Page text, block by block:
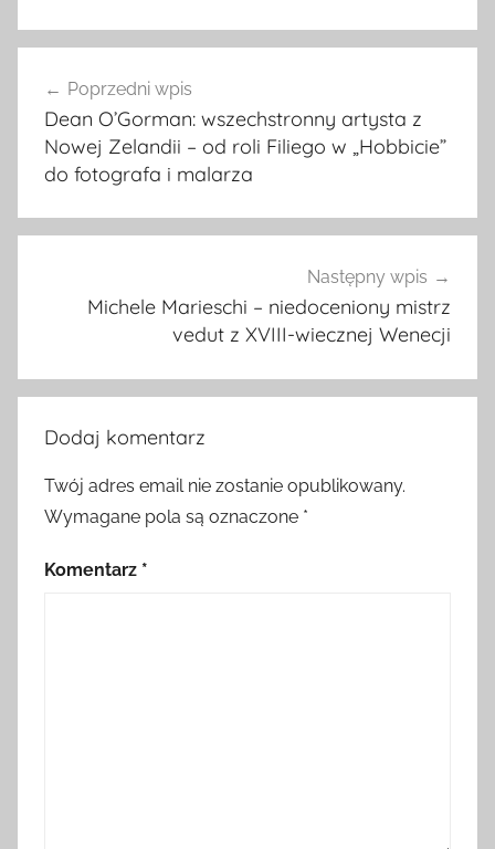
wpisu
Poprzedni wpis
Dean O’Gorman: wszechstronny artysta z
Nowej Zelandii – od roli Filiego w „Hobbicie”
do fotografa i malarza
Następny wpis
Michele Marieschi – niedoceniony mistrz
vedut z XVIII-wiecznej Wenecji
Dodaj komentarz
Twój adres email nie zostanie opublikowany.
Wymagane pola są oznaczone *
Komentarz *